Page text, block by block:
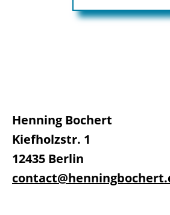
Henning Bochert
Kiefholzstr. 1
12435 Berlin